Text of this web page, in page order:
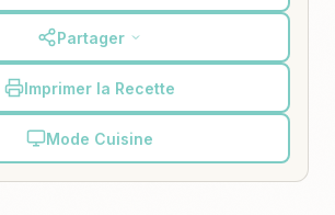
Partager
Imprimer la Recette
Mode Cuisine